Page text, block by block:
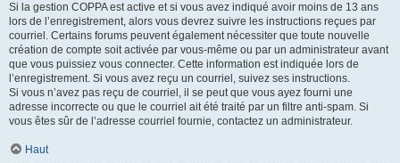
Si la gestion COPPA est active et si vous avez indiqué avoir moins de 13 ans
lors de l’enregistrement, alors vous devrez suivre les instructions reçues par
courriel. Certains forums peuvent également nécessiter que toute nouvelle
création de compte soit activée par vous-même ou par un administrateur avant
que vous puissiez vous connecter. Cette information est indiquée lors de
l’enregistrement. Si vous avez reçu un courriel, suivez ses instructions.
Si vous n’avez pas reçu de courriel, il se peut que vous ayez fourni une
adresse incorrecte ou que le courriel ait été traité par un filtre anti-spam. Si
vous êtes sûr de l’adresse courriel fournie, contactez un administrateur.
Haut